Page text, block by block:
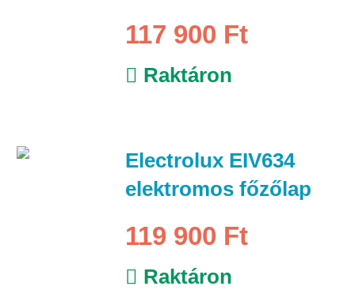
117 900 Ft
Raktáron
Electrolux EIV634
elektromos főzőlap
119 900 Ft
Raktáron